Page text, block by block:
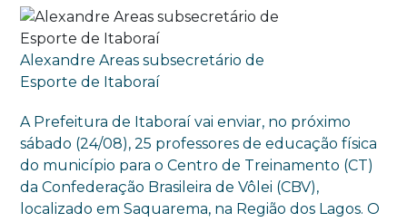
Alexandre Areas subsecretário de
Esporte de Itaboraí
A Prefeitura de Itaboraí vai enviar, no próximo
sábado (24/08), 25 professores de educação física
do município para o Centro de Treinamento (CT)
da Confederação Brasileira de Vôlei (CBV),
localizado em Saquarema, na Região dos Lagos. O